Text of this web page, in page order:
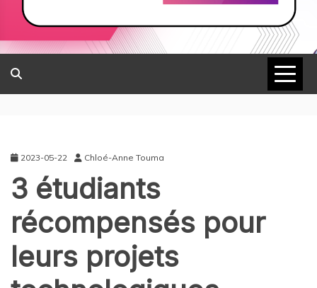
2023-05-22 Chloé-Anne Touma
3 étudiants
récompensés pour
leurs projets